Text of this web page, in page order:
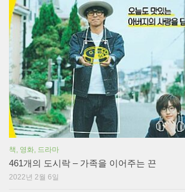
책, 영화, 드라마
461개의 도시락 – 가족을 이어주는 끈
2022년 2월 6일